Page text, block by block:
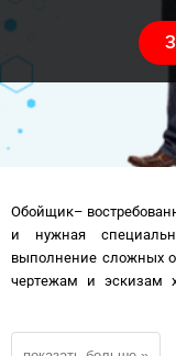
Обойщик–
и нужная
выполнение сложных
чертежам и эскизам
сложно стать